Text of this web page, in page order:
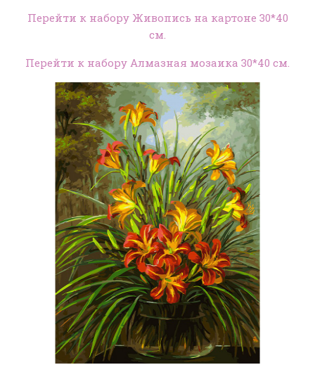
Перейти к набору Живопись на картоне 30*40
см.
Перейти к набору Алмазная мозаика 30*40 см.